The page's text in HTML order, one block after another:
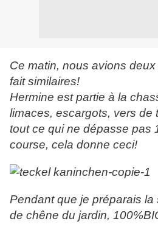
Ce matin, nous avions
fait similaires!
Hermine est partie à la
limaces, escargots, vers de
tout ce qui ne dépasse pas
course, cela donne ceci!
Pendant que je préparais la
de chêne du jardin,